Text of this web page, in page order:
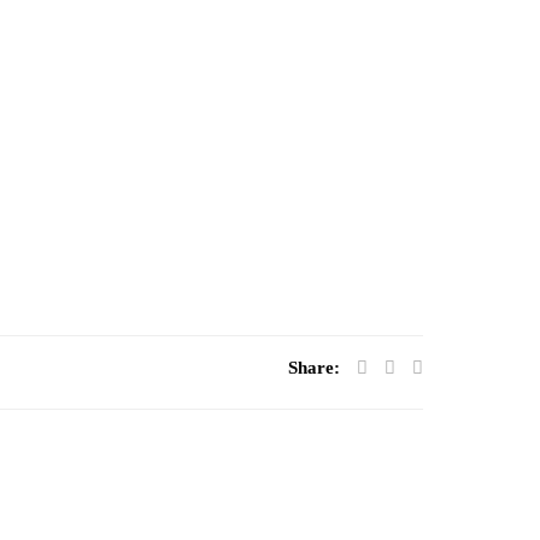
Share: